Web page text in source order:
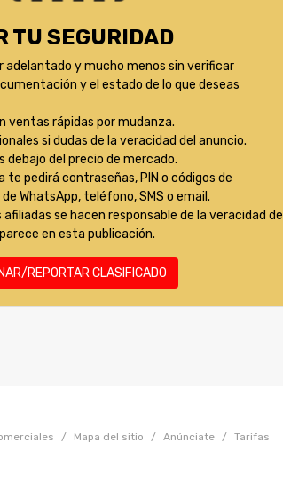
TU SEGURIDAD
adelantado y mucho menos sin verificar
y el estado de lo que deseas
ventas rápidas por mudanza.
si dudas de la veracidad del anuncio.
del precio de mercado.
te pedirá contraseñas, PIN o códigos de
WhatsApp, teléfono, SMS o email.
afiliadas se hacen responsable de la veracidad de
en esta publicación.
REPORTAR CLASIFICADO
/ Mapa del sitio / Anúnciate / Tarifas